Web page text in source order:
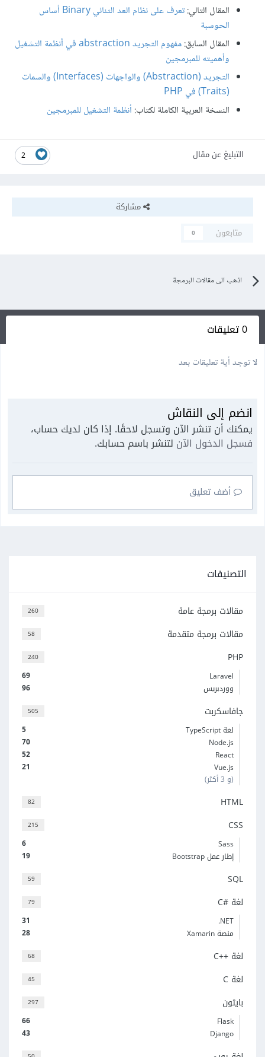
المقال التالي:
تعرف على نظام العد الثنائي Binary أساس
الحوسبة
المقال السابق:
مفهوم التجريد abstraction في أنظمة التشغيل
وأهميته للمبرمجين
التجريد (Abstraction) والواجهات (Interfaces) والسمات
(Traits) في PHP
النسخة العربية الكاملة لكتاب: أنظمة التشغيل للمبرمجين
2 التبليغ عن مقال
مشاركة
متابعون
0
اذهب الى مقالات البرمجة
0 تعليقات
لا توجد أية تعليقات بعد
انضم إلى النقاش
يمكنك أن تنشر الآن وتسجل لاحقًا. إذا كان لديك حساب،
فسجل الدخول الآن لتنشر باسم حسابك.
أضف تعليق
التصنيفات
260 مقالات برمجة عامة
58 مقالات برمجة متقدمة
240 PHP
69
Laravel
96
ووردبريس
505 جافاسكربت
5
لغة TypeScript
70
Node.js
52
React
21
Vue.js
(و 3 أكثر)
82 HTML
215 CSS
6
Sass
19
إطار عمل Bootstrap
59 SQL
79 لغة C#‎
31
‎.NET
28
منصة Xamarin
68 لغة C++‎
45 لغة C
297 بايثون
66
Flask
43
Django